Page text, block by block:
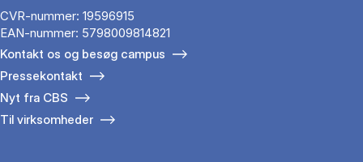
CVR-nummer: 19596915
EAN-nummer: 5798009814821
Kontakt os og besøg campus
Pressekontakt
Nyt fra CBS
Til virksomheder